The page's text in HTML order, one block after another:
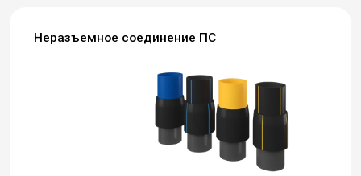
Неразъемное соединение ПС